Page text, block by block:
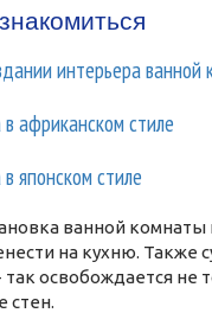
интерьера
африканском стиле
японском стиле
ванной
на кухню. Также
так освобождается
стен.